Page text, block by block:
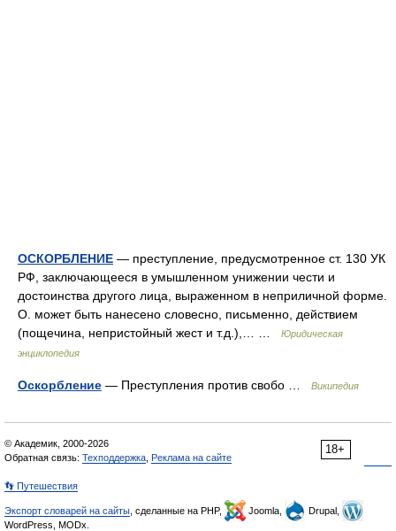
ОСКОРБЛЕНИЕ — преступление, предусмотренное ст. 130 УК
РФ, заключающееся в умышленном унижении чести и
достоинства другого лица, выраженном в неприличной форме.
О. может быть нанесено словесно, письменно, действием
(пощечина, непристойный жест и т.д.),… …
Юридическая
энциклопедия
Оскорбление — Преступления против свобо … Википедия
18+
© Академик, 2000-2026
Обратная связь: Техподдержка Реклама на сайте
👣 Путешествия
Экспорт словарей на сайты , сделанные на PHP, Joomla,
Drupal,
WordPress, MODx.